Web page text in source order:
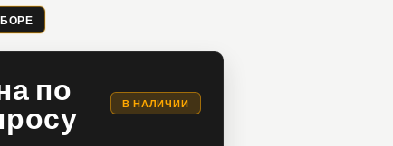
по
В НАЛИЧИИ